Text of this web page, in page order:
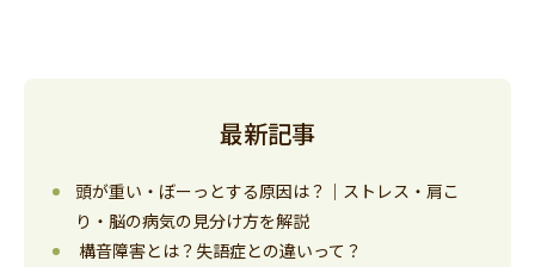
最新記事
頭が重い・ぼーっとする原因は？｜ストレス・肩こ
り・脳の病気の見分け方を解説
構音障害とは？失語症との違いって？